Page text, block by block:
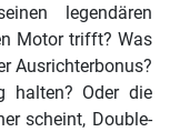
legendären
Motor trifft? Was
Ausrichterbonus?
halten? Oder die
scheint, Double-